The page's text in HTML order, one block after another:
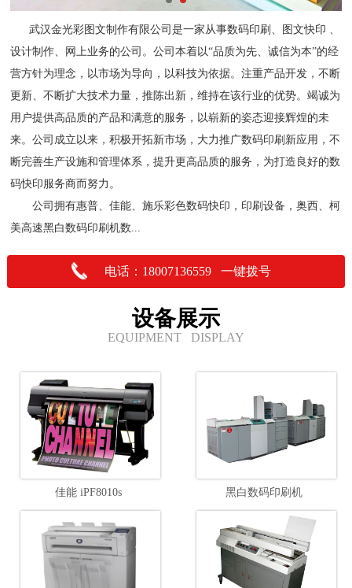
武汉金光彩图文制作有限公司是一家从事数码印刷、图文快印 、
设计制作、网上业务的公司。公司本着以“品质为先、诚信为本”的经
营方针为理念，以市场为导向，以科技为依据。注重产品开发，不断
更新、不断扩大技术力量，推陈出新，维持在该行业的优势。竭诚为
用户提供高品质的产品和满意的服务，以崭新的姿态迎接辉煌的未
来。公司成立以来，积极开拓新市场，大力推广数码印刷新应用，不
断完善生产设施和管理体系，提升更高品质的服务，为打造良好的数
码快印服务商而努力。
公司拥有惠普、佳能、施乐彩色数码快印，印刷设备，奥西、柯
美高速黑白数码印刷机数...
电话：18007136559 一键拨号
设备展示
EQUIPMENT DISPLAY
佳能 iPF8010s 黑白数码印刷机